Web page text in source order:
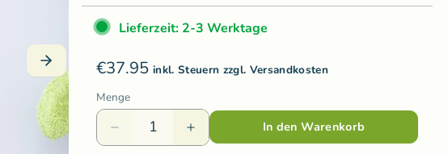
Ostheimer Holzspielzeug
Pat & Patty
Plü Natur
Varis Toys
Voggenreiter
Weizenkorn
Wooly Organic
Lieferzeit: 2-3 Werktage
€37.95 inkl. Steuern zzgl. Versandkosten
Menge
In den Warenkorb